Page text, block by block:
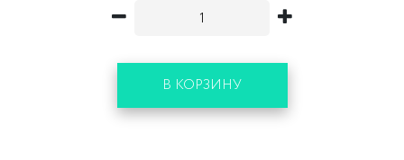
В КОРЗИНУ